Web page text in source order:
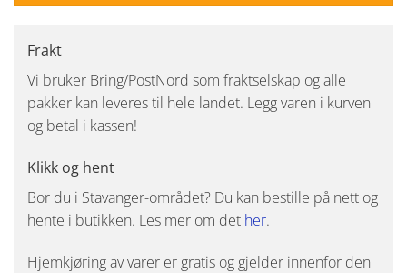
Frakt
Vi bruker Bring/PostNord som fraktselskap og alle
pakker kan leveres til hele landet. Legg varen i kurven
og betal i kassen!
Klikk og hent
Bor du i Stavanger-området? Du kan bestille på nett og
hente i butikken. Les mer om det her.
Hjemkjøring av varer er gratis og gjelder innenfor den